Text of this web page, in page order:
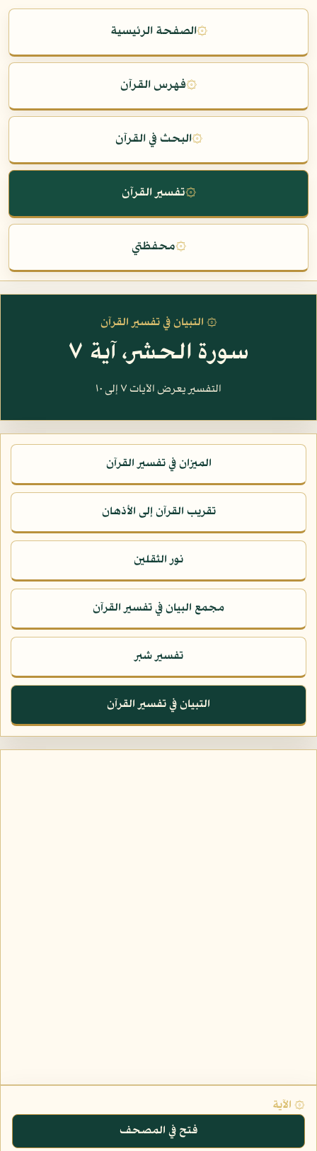
۞الصفحة الرئيسية
۞فهرس القرآن
۞البحث في القرآن
۞تفسير القرآن
۞محفظتي
۞ التبيان في تفسير القرآن
سورة الحشر، آية ٧
التفسير يعرض الآيات ٧ إلى ١٠
الميزان في تفسير القرآن
تقريب القرآن إلى الأذهان
نور الثقلين
مجمع البيان في تفسير القرآن
تفسير شبر
التبيان في تفسير القرآن
۞ الآية
فتح في المصحف